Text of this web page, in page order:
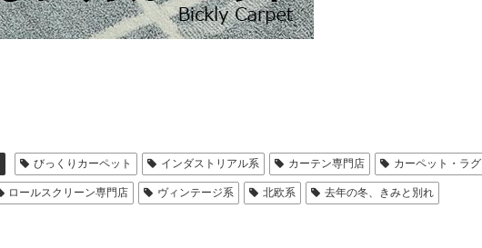
びっくりカーペット インダストリアル系 カーテン専門店 カーペット・ラグ
ロールスクリーン専門店 ヴィンテージ系 北欧系 去年の冬、きみと別れ